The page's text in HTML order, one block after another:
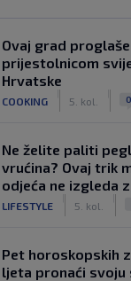
Ovaj grad
prijestolnicom
Hrvatske
COOKING 5. kol. 0
Ne želite paliti
vrućina? Ovaj trik
odjeća ne izgleda
LIFESTYLE 5. kol.
Pet horoskopskih
ljeta pronaći svoju